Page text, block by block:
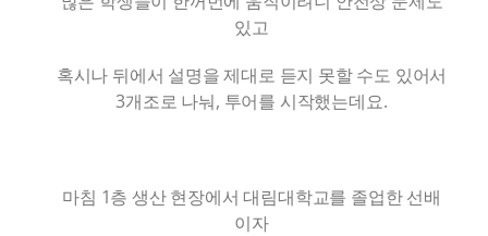
있고
혹시나 뒤에서 설명을 제대로 듣지 못할 수도 있어서
3개조로 나눠, 투어를 시작했는데요.
마침 1층 생산 현장에서 대림대학교를 졸업한 선배
이자